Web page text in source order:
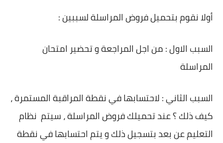
أولا نقوم بتحميل فروض المراسلة لسببين :
السبب الاول : من اجل المراجعة و تحضير امتحان
المراسلة
السبب الثاني : لاحتسابها في نقطة المراقبة المستمرة ،
كيف ذلك ؟ عند تحميلك فروض المراسلة ، سيتم نظام
التعليم عن بعد بتسجيل ذلك و يتم احتسابها في نقطة